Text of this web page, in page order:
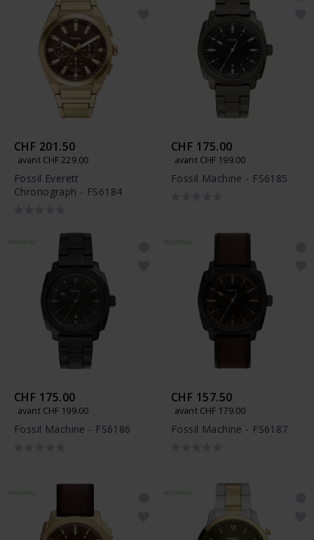
CHF 201.50
avant CHF 229.00
Fossil Everett
Chronograph - FS6184
CHF 175.00
avant CHF 199.00
Fossil Machine - FS6185
CHF 175.00
avant CHF 199.00
Fossil Machine - FS6186
CHF 157.50
avant CHF 179.00
Fossil Machine - FS6187